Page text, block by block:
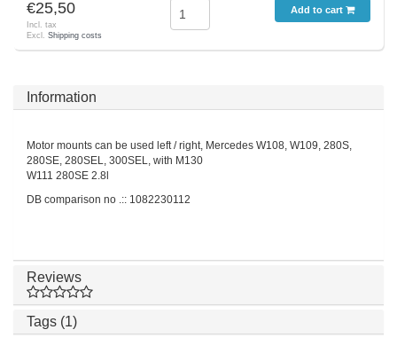
€25,50
Incl. tax
Excl. Shipping costs
Add to cart
Information
Motor mounts can be used left / right, Mercedes W108, W109, 280S,
280SE, 280SEL, 300SEL, with M130
W111 280SE 2.8l
DB comparison no .:: 1082230112
Reviews
Tags (1)